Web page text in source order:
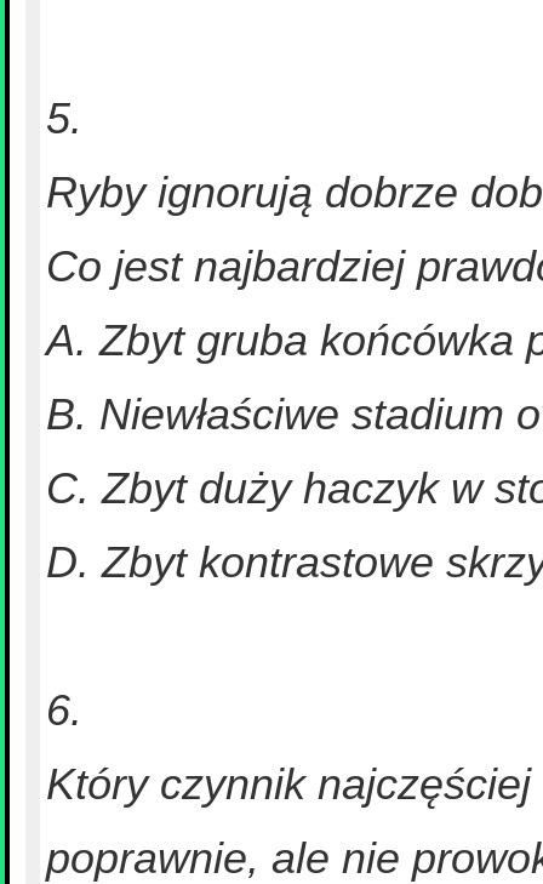
5.
Ryby ignorują dobrze
Co jest najbardziej
A. Zbyt gruba końcówka
B. Niewłaściwe stadium
C. Zbyt duży haczyk w
D. Zbyt kontrastowe
6.
Który czynnik
poprawnie, ale nie